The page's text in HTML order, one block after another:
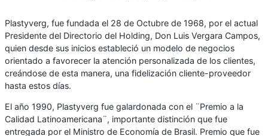
Plastyverg, fue fundada el 28 de Octubre de 1968, por el actual
Presidente del Directorio del Holding, Don Luis Vergara Campos,
quien desde sus inicios estableció un modelo de negocios
orientado a favorecer la atención personalizada de los clientes,
creándose de esta manera, una fidelización cliente-proveedor
hasta estos días.
El año 1990, Plastyverg fue galardonada con el ¨Premio a la
Calidad Latinoamericana¨, importante distinción que fue
entregada por el Ministro de Economía de Brasil. Premio que fue